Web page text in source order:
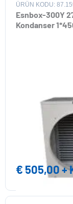
ÜRÜN KODU:
Esnbox-300Y
Kondanser
€ 505,00+